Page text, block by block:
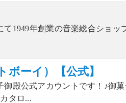
1949年創業の音楽総合ショッ
ボーイ）【公式】
御殿公式アカウントです！♪御
タロ...